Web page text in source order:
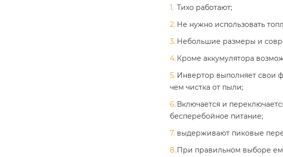
Тихо работают;
Не нужно использовать
Небольшие размеры и
Кроме аккумулятора
Инвертор выполняет свои
чем чистка от пыли;
Включается и
бесперебойное питание;
выдерживают пиковые
При правильном выборе